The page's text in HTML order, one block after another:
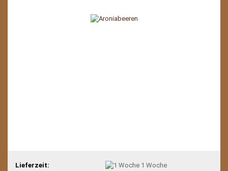
Lieferzeit: 1 Woche